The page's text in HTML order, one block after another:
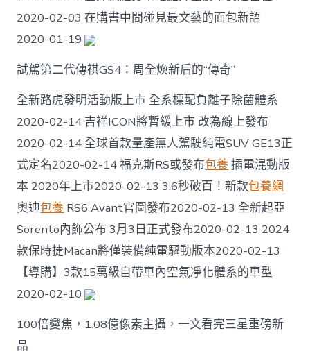
屬
喜
包
行
情
連
線
訴
衷
情〉
中
2020-02-03 在購書中間碰見最文藝的面包新語
2020-01-19
試駕第二代傳祺GS4：周全煥新后的“傳奇”
全新路虎發明活動版上市 全系標配負離子除菌體系
2020-02-14 吉祥ICON將暫緩上市 改為線上發布
2020-02-14 全球首款量產無人駕駛純電SUV GE13正
式定名2020-02-14 ​福克斯RS或發布包養 插電混動版
本 2020年上市2020-02-13 3.6秒破百！新款包養網
奧迪包養 RS6 Avant官圖發布2020-02-13 全新起亞
Sorento內飾公布 3月3日正式發布2020-02-13 2024
款保時捷Macan將僅裝備純電驅動版本2020-02-13 ​
【導購】3款15萬級自帶車內空氣凈化體系的車型
2020-02-10
100倍變焦，1.08億像素主攝，一文看完三星重磅新
品